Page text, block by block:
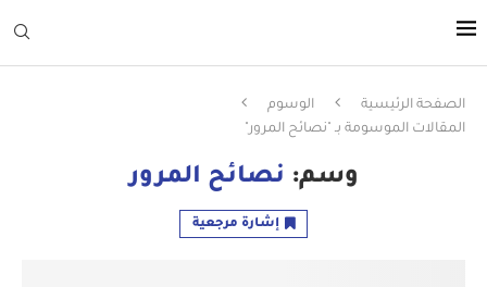
الصفحة الرئيسية
الوسوم
المقالات الموسومة بـ "نصائح المرور"
وسم: نصائح المرور
إشارة مرجعية